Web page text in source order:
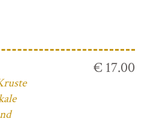
€ 17.00